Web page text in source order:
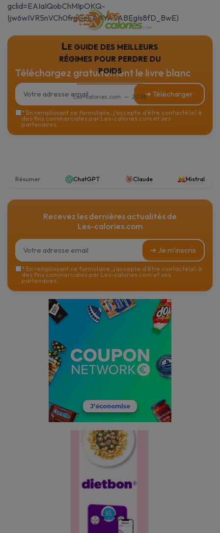
gclid=EAIaIQobChMIpOKQ-
Ijw6wIVR5nVCh0frgGzEAAYASABEgIs8fD_BwE)
Le guide des meilleurs
régimes pour perdre du
poids
Les-calories.com — 2026
Téléchargez gratuitement le livre blanc
➔ Télécharger
* En remplissant ce formulaire, j’accepte d’être contacté(e) à
des fins commerciales par Les-calories.com et ses
partenaires.
Résumer ChatGPT Claude Mistral
Recevez les dernières actualités de
Les-calories.com
➔ Je m'inscris
* En remplissant ce formulaire, j’accepte d’être contacté(e) à
des fins commerciales par Les-calories.com et ses
partenaires.